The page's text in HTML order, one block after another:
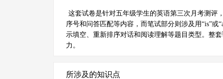
这套试卷是针对五年级学生的英语第三次月考测评
序号和问答匹配等内容，而笔试部分则涉及用“is”
示填空、重新排序对话和阅读理解等题目类型。整
力。
所涉及的知识点